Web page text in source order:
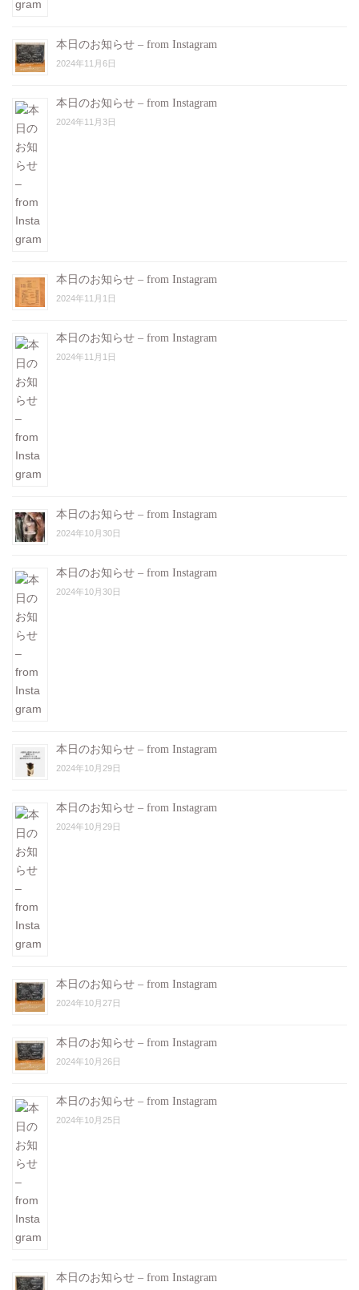
本日のお知らせ – from Instagram
2024年11月6日
本日のお知らせ – from Instagram
2024年11月3日
本日のお知らせ – from Instagram
2024年11月1日
本日のお知らせ – from Instagram
2024年11月1日
本日のお知らせ – from Instagram
2024年10月30日
本日のお知らせ – from Instagram
2024年10月30日
本日のお知らせ – from Instagram
2024年10月29日
本日のお知らせ – from Instagram
2024年10月29日
本日のお知らせ – from Instagram
2024年10月27日
本日のお知らせ – from Instagram
2024年10月26日
本日のお知らせ – from Instagram
2024年10月25日
本日のお知らせ – from Instagram